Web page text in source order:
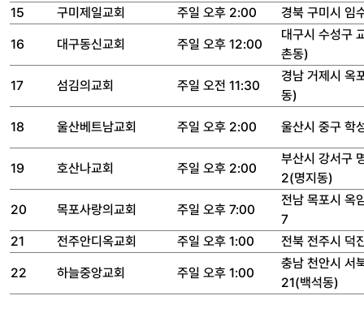
15
구미제일교회 주일 오후 2:00 경북 구미시 임
16 대구동신교회 주일 오후 12:00
대구시 수성구
촌동)
17 섬김의교회 주일 오전 11:30
경남 거제시 옥
동)
18 울산베트남교회 주일 오후 2:00 울산시 중구 학
19 호산나교회 주일 오후 2:00
부산시 강서구
2(명지동)
20 목포사랑의교회 주일 오후 7:00
전남 목포시 옥
7
21
전주안디옥교회 주일 오후 1:00 전북 전주시 덕
22 하늘중앙교회 주일 오후 1:00
충남 천안시 서
21(백석동)